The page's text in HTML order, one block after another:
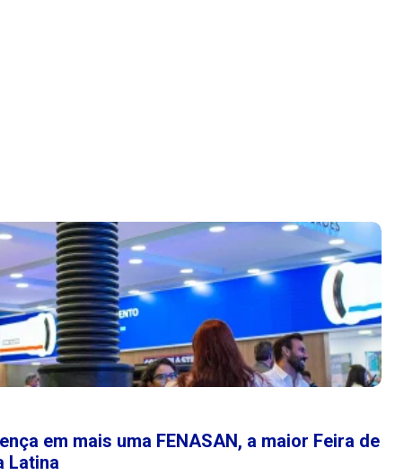
em mais uma FENASAN, a maior Feira de
Latina